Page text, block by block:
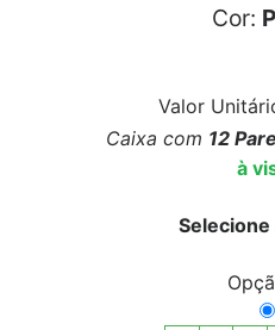
Cor:
Valor
Caixa com 12
à
Selecione